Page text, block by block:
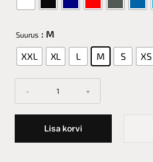
Suurus : M
XXL
XL L M S XS
Lisa korvi